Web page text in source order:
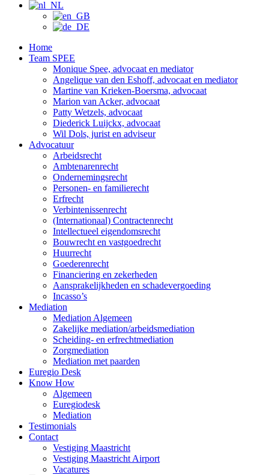
Home
Team SPEE
Monique Spee, advocaat en mediator
Angelique van den Eshoff, advocaat en mediator
Martine van Krieken-Boersma, advocaat
Marion van Acker, advocaat
Patty Wetzels, advocaat
Diederick Luijckx, advocaat
Wil Dols, jurist en adviseur
Advocatuur
Arbeidsrecht
Ambtenarenrecht
Ondernemingsrecht
Personen- en familierecht
Erfrecht
Verbintenissenrecht
(Internationaal) Contractenrecht
Intellectueel eigendomsrecht
Bouwrecht en vastgoedrecht
Huurrecht
Goederenrecht
Financiering en zekerheden
Aansprakelijkheden en schadevergoeding
Incasso’s
Mediation
Mediation Algemeen
Zakelijke mediation/arbeidsmediation
Scheiding- en erfrechtmediation
Zorgmediation
Mediation met paarden
Euregio Desk
Know How
Algemeen
Euregiodesk
Mediation
Testimonials
Contact
Vestiging Maastricht
Vestiging Maastricht Airport
Vacatures